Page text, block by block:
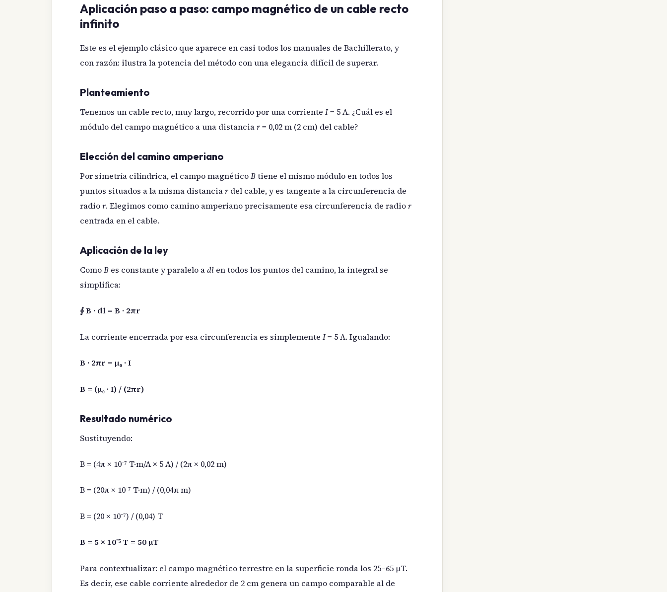
Aplicación paso a paso: campo magnético de un cable recto
infinito
Este es el ejemplo clásico que aparece en casi todos los manuales de Bachillerato, y
con razón: ilustra la potencia del método con una elegancia difícil de superar.
Planteamiento
Tenemos un cable recto, muy largo, recorrido por una corriente I= 5 A. ¿Cuál es el
módulo del campo magnético a una distanciar= 0,02 m (2 cm) del cable?
Elección del camino amperiano
Por simetría cilíndrica, el campo magnéticoBtiene el mismo módulo en todos los
puntos situados a la misma distanciar del cable, y es tangente a la circunferencia de
radior. Elegimos como camino amperiano precisamente esa circunferencia de radior
centrada en el cable.
Aplicación de la ley
ComoB es constante y paralelo adl en todos los puntos del camino, la integral se
simplifica:
∮ B · dl = B · 2πr
La corriente encerrada por esa circunferencia es simplemente I= 5 A. Igualando:
B · 2πr = μ₀ · I
B = (μ₀ · I) / (2πr)
Resultado numérico
Sustituyendo:
B = (4π × 10⁻⁷ T·m/A × 5 A) / (2π × 0,02 m)
B = (20π × 10⁻⁷ T·m) / (0,04π m)
B = (20 × 10⁻⁷) / (0,04) T
B = 5 × 10⁻⁵ T = 50 μT
Para contextualizar: el campo magnético terrestre en la superficie ronda los 25–65 μT.
Es decir, ese cable corriente alrededor de 2 cm genera un campo comparable al de